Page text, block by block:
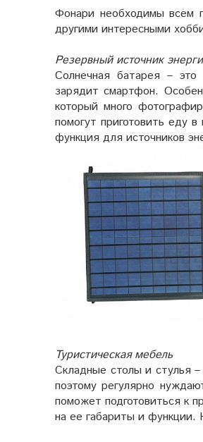
Фонари необходимы всем
другими интересными
Резервный источник
Солнечная батарея – это
зарядит смартфон.
который много
помогут приготовить еду
функция для источников
Туристическая мебель
Складные столы и стулья
поэтому регулярно
поможет подготовиться к
на ее габариты и функции.